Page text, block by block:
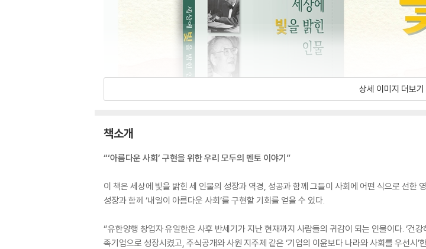
상세 이미지 더보기
책소개
“‘아름다운 사회’ 구현을 위한 우리 모두의 멘토 이야기”
이 책은 세상에 빛을 밝힌 세 인물의 성장과 역경, 성공과 함께 그들이 사회에 어떤 식으로 선한
성장과 함께 ‘내일이 아름다운 사회’를 구현할 기회를 얻을 수 있다.
“유한양행 창업자 유일한은 사후 반세기가 지난 현재까지 사람들의 귀감이 되는 인물이다. ‘건
족기업으로 성장시켰고, 주식공개와 사원 지주제 같은 ‘기업의 이윤보다 나라와 사회를 우선시